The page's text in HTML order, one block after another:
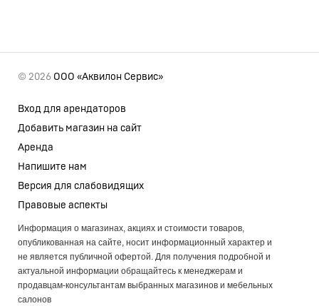
© 2026 ООО «Аквилон Сервис»
Вход для арендаторов
Добавить магазин на сайт
Аренда
Напишите нам
Версия для слабовидящих
Правовые аспекты
Информация о магазинах, акциях и стоимости товаров,
опубликованная на сайте, носит информационный характер и
не является публичной офертой. Для получения подробной и
актуальной информации обращайтесь к менеджерам и
продавцам-консультантам выбранных магазинов и мебельных
салонов